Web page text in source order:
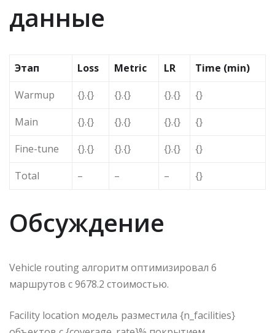
данные
Этап Loss Metric LR
Time (min)
Warmup
{}.{} {}.{} {}.{}
{}
Main
{}.{} {}.{} {}.{}
{}
Fine-tune
{}.{} {}.{} {}.{}
{}
Total
– – – {}
Обсуждение
Vehicle routing алгоритм оптимизировал 6
маршрутов с 9678.2 стоимостью.
Facility location модель разместила {n_facilities}